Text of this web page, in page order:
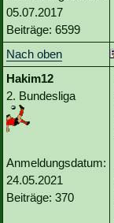
05.07.2017
Beiträge: 6599
Nach oben
Hakim12
2. Bundesliga
Anmeldungsdatum:
24.05.2021
Beiträge: 370